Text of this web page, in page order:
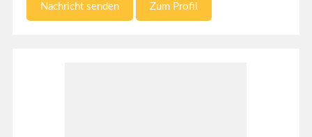
Nachricht senden Zum Profil